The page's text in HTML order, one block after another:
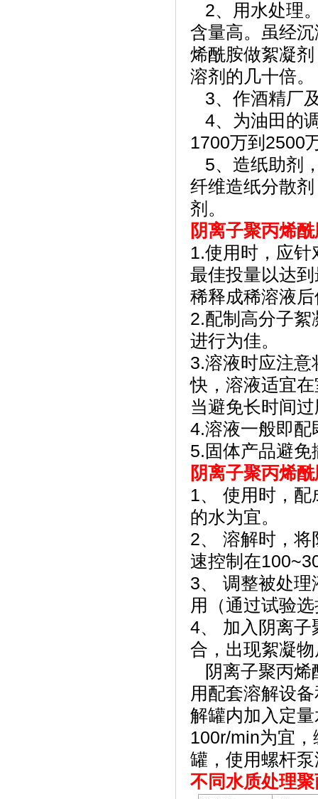
2、用水处理
含量高。虽经
烯酰胺做絮凝
溶剂的几十倍
3、作酒精厂
4、为油田的
1700万到2500
5、造纸助剂
纤维造纸分散
剂。
阴离子聚丙烯
1.使用时，应
最佳投量以达
稀释成稀溶液
2.配制高分子
进行为佳。
3.溶液时应注
快，溶液适宜
当避免长时间
4.溶液一般即配
5.固体产品避
阴离子聚丙烯
1、 使用时，
的水为宜。
2、 溶解时，
速控制在
3、 调整被处
用（通过试验
4、 加入阴离子
合，出现絮凝
阴离子聚丙烯
用配套溶解设
解罐内加入定
100r/min为宜
罐，使用螺杆
不同水质处理